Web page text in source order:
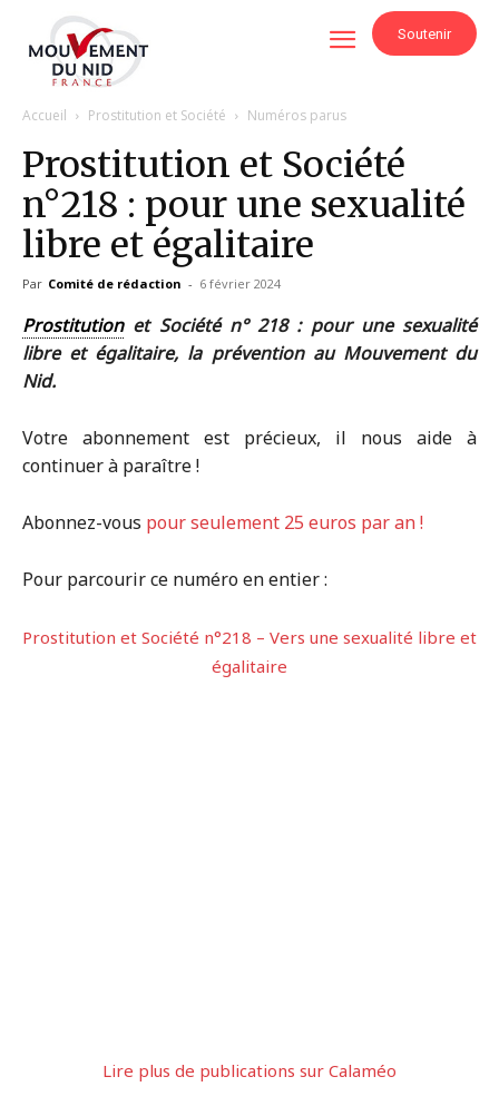
Soutenir
Accueil Prostitution et Société Numéros parus
Prostitution et Société
n°218 : pour une sexualité
libre et égalitaire
Par Comité de rédaction - 6 février 2024
Prostitutionet Société n° 218 : pour une sexualité
libre et égalitaire, la prévention au Mouvement du
Nid.
Votre abonnement est précieux, il nous aide à
continuer à paraître !
Abonnez-vous pour seulement 25 euros par an !
Pour parcourir ce numéro en entier :
Prostitution et Société n°218 – Vers une sexualité libre et
égalitaire
Lire plus de publications sur Calaméo